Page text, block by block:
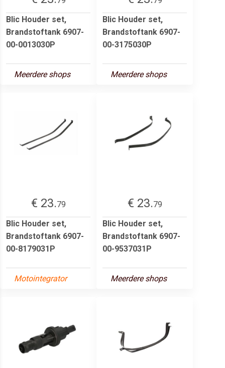
Blic Houder set,
Brandstoftank 6907-
00-0013030P
Meerdere shops
Blic Houder set,
Brandstoftank 6907-
00-3175030P
Meerdere shops
€ 23.79
Blic Houder set,
Brandstoftank 6907-
00-8179031P
Motointegrator
€ 23.79
Blic Houder set,
Brandstoftank 6907-
00-9537031P
Meerdere shops